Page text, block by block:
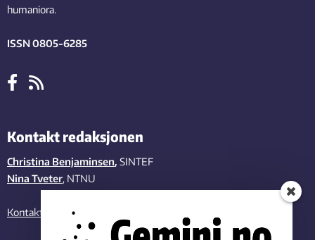
humaniora.
ISSN 0805-6285
Kontakt redaksjonen
Christina Benjaminsen, SINTEF
Nina Tveter, NTNU
Kontakt oss